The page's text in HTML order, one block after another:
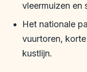
vleermuizen en
Het nationale
vuurtoren,
kustlijn.